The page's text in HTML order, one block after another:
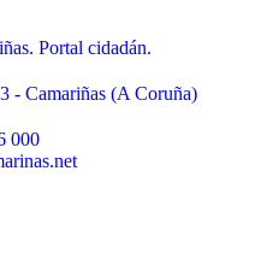
- Camariñas (A Coruña)
000